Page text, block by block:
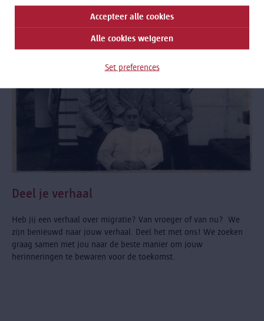
Accepteer alle cookies
Alle cookies weigeren
Set preferences
onze collectie.
Deel je verhaal
Heb jij een verhaal over migratie? Van vroeger of van nu? We
zijn benieuwd naar jouw verhaal. Deel het met ons! We zoeken
graag samen met jou naar de beste manier om jouw
herinneringen te bewaren voor de toekomst.